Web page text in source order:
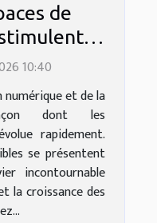
de
10:40
et de la
dont les
rapidement.
se présentent
incontournable
la croissance des